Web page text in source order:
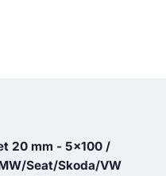
20 mm - 5x100 /
Seat/Skoda/VW